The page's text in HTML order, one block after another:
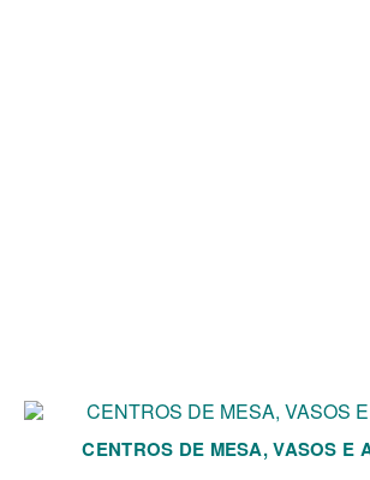
CENTROS DE MESA, VASOS E